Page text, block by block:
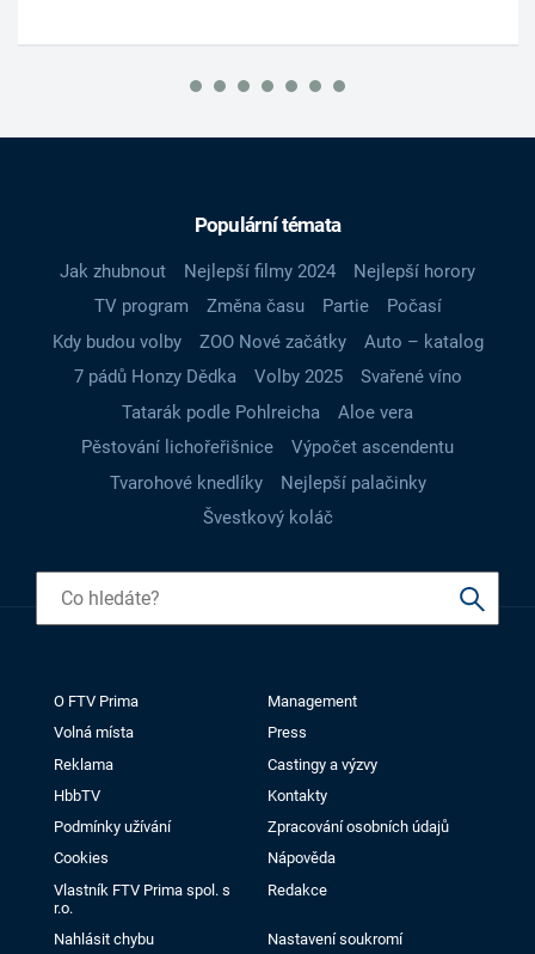
Populární témata
Jak zhubnout Nejlepší filmy 2024
Nejlepší horory
TV program
Změna času Partie
Počasí
Kdy budou volby
ZOO Nové začátky
Auto – katalog
7 pádů Honzy Dědka
Volby 2025
Svařené víno
Tatarák podle Pohlreicha
Aloe vera
Pěstování lichořeřišnice
Výpočet ascendentu
Tvarohové knedlíky
Nejlepší palačinky
Švestkový koláč
O FTV Prima
Management
Volná místa
Press
Reklama
Castingy a výzvy
HbbTV
Kontakty
Podmínky užívání
Zpracování osobních údajů
Cookies
Nápověda
Vlastník FTV Prima spol. s
r.o.
Redakce
Nahlásit chybu Nastavení soukromí